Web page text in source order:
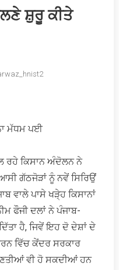
ਸ਼ੁਰੂ ਕੀਤੇ
ਮੱਧਮ ਪਈ
ਰਹੇ ਕਿਸਾਨ ਅੰਦੋਲਨ ਨੇ
ਗੱਠਜੋੜਾਂ ਨੂੰ ਨਵੇਂ ਸਿਰਿਉਂ
ਵਾਲੇ ਪਾਸੇ ਖੜੇ੍ਹ ਕਿਸਾਨਾਂ
ਫੌਜੀ ਦਲਾਂ ਨੇ ਪੰਜਾਬ-
ਹੈ, ਜਿਵੇਂ ਇਹ ਦੋ ਦੇਸ਼ਾਂ ਦੇ
ਵਿੱਚ ਕੇਂਦਰ ਸਰਕਾਰ
ਵੀ ਹੋ ਸਕਦੀਆਂ ਹਨ